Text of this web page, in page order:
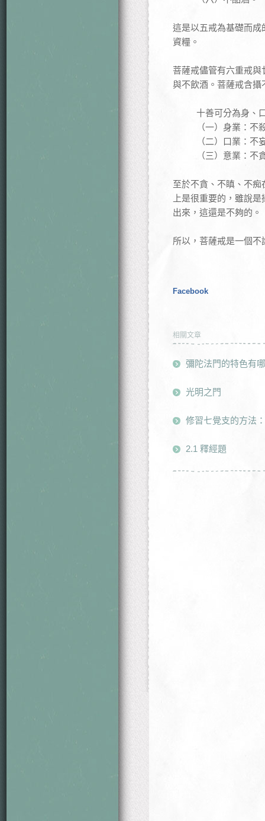
這是以五戒為基礎而
資糧。
菩薩戒儘管有六重戒
與不飲酒。菩薩戒含
十善可分為身、
（一）身業：不
（二）口業：不
（三）意業：不
至於不貪、不瞋、不
上是很重要的，雖說
出來，這還是不夠的。
所以，菩薩戒是一個
Facebook
相關文章
彌陀法門的特色有
光明之門
修習七覺支的方法
2.1 釋經題